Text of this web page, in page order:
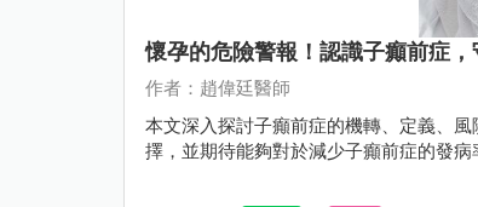
懷孕的危險警報！認識子癲前症，
作者：趙偉廷醫師
本文深入探討子癲前症的機轉、定義、
擇，並期待能夠對於減少子癲前症的發病